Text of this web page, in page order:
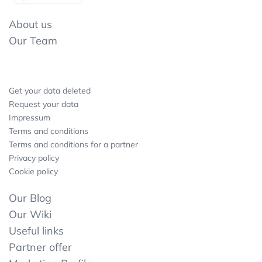
About us
Our Team
Get your data deleted
Request your data
Impressum
Terms and conditions
Terms and conditions for a partner
Privacy policy
Cookie policy
Our Blog
Our Wiki
Useful links
Partner offer